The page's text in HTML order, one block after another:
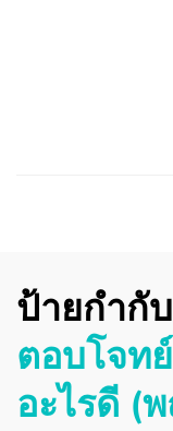
ป้ายกำกั
ตอบโจท
อะไรดี (